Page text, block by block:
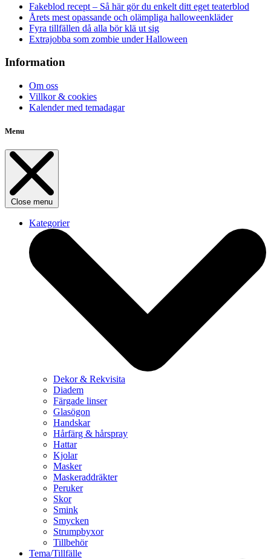
Fakeblod recept – Så här gör du enkelt ditt eget teaterblod
Årets mest opassande och olämpliga halloweenkläder
Fyra tillfällen då alla bör klä ut sig
Extrajobba som zombie under Halloween
Information
Om oss
Villkor & cookies
Kalender med temadagar
Menu
Close menu
Kategorier
Dekor & Rekvisita
Diadem
Färgade linser
Glasögon
Handskar
Hårfärg & hårspray
Hattar
Kjolar
Masker
Maskeraddräkter
Peruker
Skor
Smink
Smycken
Strumpbyxor
Tillbehör
Tema/Tillfälle